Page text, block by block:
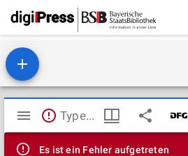
Mirador
Viewer
TypeError: Failed to fetch
Es ist ein Fehler aufgetreten